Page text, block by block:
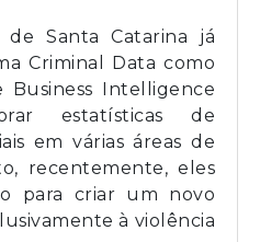
Santa Catarina já
Criminal Data como
Intelligence
estatísticas de
em várias áreas de
recentemente, eles
para criar um novo
à violência